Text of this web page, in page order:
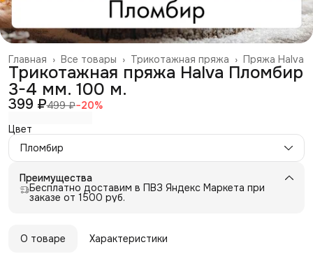
Пряжа Halva
Трикотажная пряжа ›
Все товары ›
Главная ›
Трикотажная пряжа Halva Пломбир
3-4 мм. 100 м.
399 ₽499 ₽−20%
Цвет
Пломбир
Преимущества
Бесплатно доставим в ПВЗ Яндекс Маркета при
заказе от 1500 руб.
О товаре Характеристики